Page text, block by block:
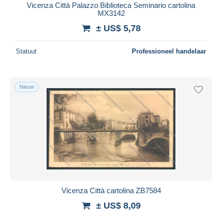
Vicenza Città Palazzo Biblioteca Seminario cartolina
MX3142
± US$ 5,78
Statuut Professioneel handelaar
Nieuw
Vicenza Città cartolina ZB7584
± US$ 8,09